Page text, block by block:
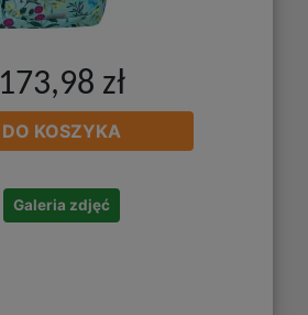
173,98 zł
DO KOSZYKA
Galeria zdjęć